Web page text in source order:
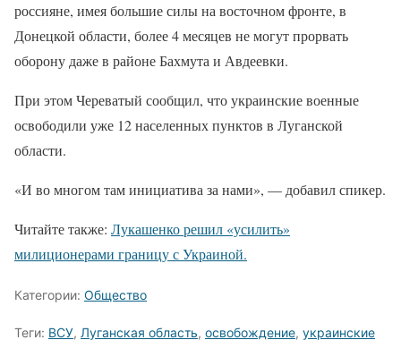
россияне, имея большие силы на восточном фронте, в
Донецкой области, более 4 месяцев не могут прорвать
оборону даже в районе Бахмута и Авдеевки.
При этом Череватый сообщил, что украинские военные
освободили уже 12 населенных пунктов в Луганской
области.
«И во многом там инициатива за нами», — добавил спикер.
Читайте также: Лукашенко решил «усилить»
милиционерами границу с Украиной.
Категории: Общество
Теги: ВСУ, Луганская область, освобождение, украинские